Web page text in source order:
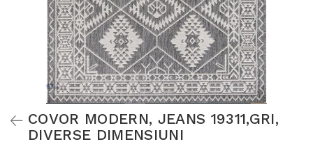
COVOR MODERN, JEANS 19311,GRI,
DIVERSE DIMENSIUNI